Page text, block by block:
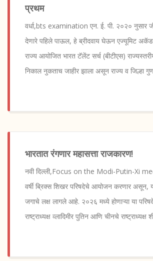
प्रथम
वर्धा,bts examination एन. ई. पी. २०२० नुसार
देणारे पहिले पाऊल, हे ब्रीदवाय घेऊन एज्यूमिट
राज्य आयोजित भारत टॅलेंट सर्च (बीटीएस)
निकाल नुकताच जाहीर झाला असून राज्य व जिल्हा
भारतात रंगणार महासत्ता राजकारण!
नवी दिल्ली,Focus on the Modi-Putin-Xi
वर्षी ब्रिक्स शिखर परिषदेचे आयोजन करणार असून,
जगाचे लक्ष लागले आहे. २०२६ मध्ये होणाऱ्या या
राष्ट्राध्यक्ष व्लादिमीर पुतिन आणि चीनचे